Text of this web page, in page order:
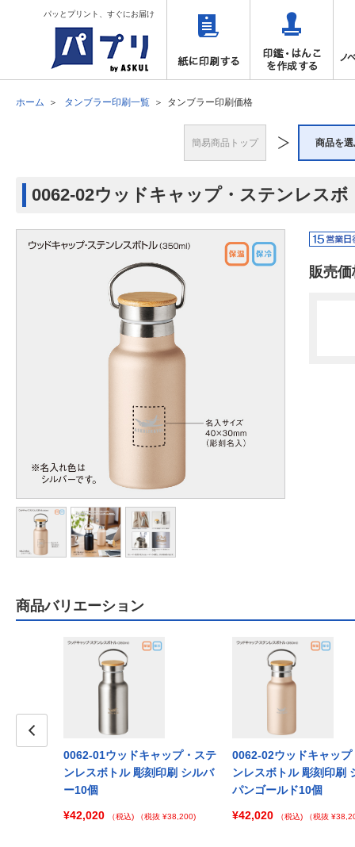
パッとプリント、すぐにお届け
ホーム タンブラー印刷一覧 タンブラー印刷価格
簡易商品トップ 商品を
0062-02ウッドキャップ・ステンレス
販売価
商品バリエーション
0062-01ウッドキャップ・ステ
ンレスボトル 彫刻印刷 シルバ
ー10個
¥42,020
（税込) （税抜 ¥38,200)
0062-02ウッドキャップ
ンレスボトル 彫刻印刷
パンゴールド10個
¥42,020
（税込) （税抜